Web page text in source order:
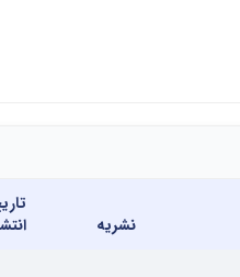
نشریه